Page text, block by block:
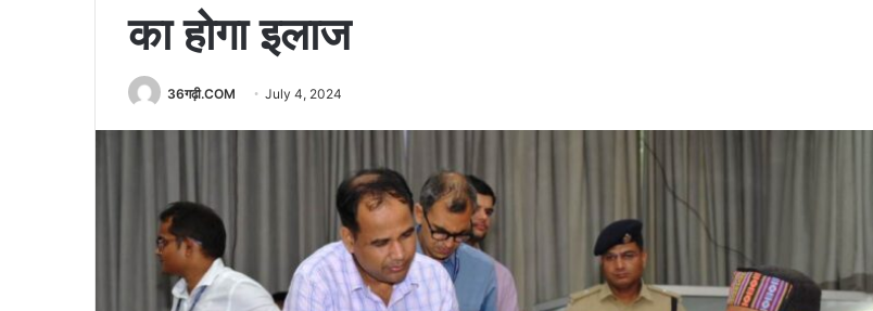
का होगा इलाज
36गढ़ी.COM July 4, 2024